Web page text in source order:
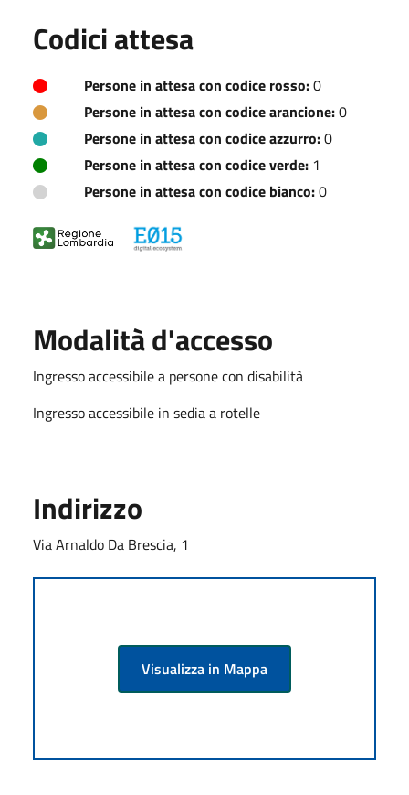
Codici attesa
Persone in attesa con codice rosso:0
Persone in attesa con codice arancione:0
Persone in attesa con codice azzurro:0
Persone in attesa con codice verde: 1
Persone in attesa con codice bianco:0
Modalità d'accesso
Ingresso accessibile a persone con disabilità
Ingresso accessibile in sedia a rotelle
Indirizzo
Via Arnaldo Da Brescia, 1
Visualizza in Mappa